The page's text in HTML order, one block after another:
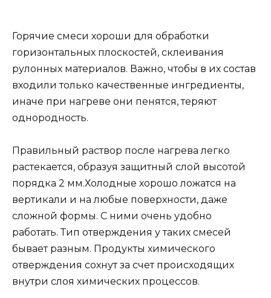
Горячие смеси хороши для обработки
горизонтальных плоскостей, склеивания
рулонных материалов. Важно, чтобы в их состав
входили только качественные ингредиенты,
иначе при нагреве они пенятся, теряют
однородность.
Правильный раствор после нагрева легко
растекается, образуя защитный слой высотой
порядка 2 мм.Холодные хорошо ложатся на
вертикали и на любые поверхности, даже
сложной формы. С ними очень удобно
работать. Тип отверждения у таких смесей
бывает разным. Продукты химического
отверждения сохнут за счет происходящих
внутри слоя химических процессов.